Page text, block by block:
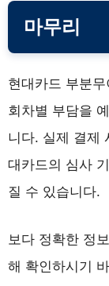
마무리
현대카드 부분
회차별 부담을
니다. 실제 결제
대카드의 심사
질 수 있습니다.
보다 정확한 정
해 확인하시기